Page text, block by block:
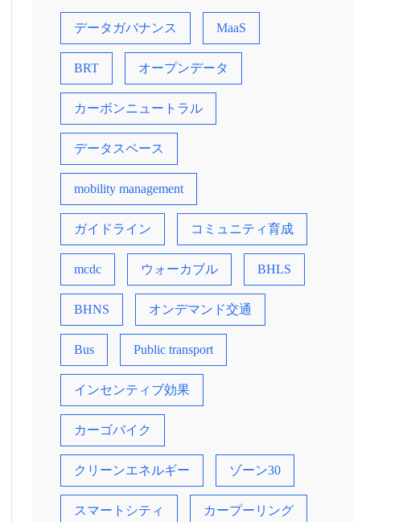
データガバナンス MaaS
BRT オープンデータ
カーボンニュートラル
データスペース
mobility management
ガイドライン コミュニティ育成
mcdc ウォーカブル BHLS
BHNS オンデマンド交通
Bus Public transport
インセンティブ効果
カーゴバイク
クリーンエネルギー ゾーン30
スマートシティ カープーリング